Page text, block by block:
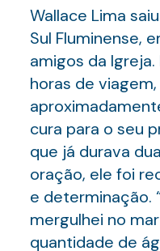
Wallace Lima
Sul Fluminense,
amigos da
horas de
cura para o seu
que já durava
oração, ele foi
e determinação.
mergulhei no
quantidade de